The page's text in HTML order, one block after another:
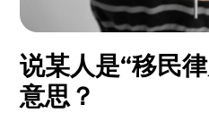
说某人是“移民
意思？